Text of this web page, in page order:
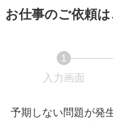
お仕事のご依頼
1
入力画面
表
予期しない問題が発